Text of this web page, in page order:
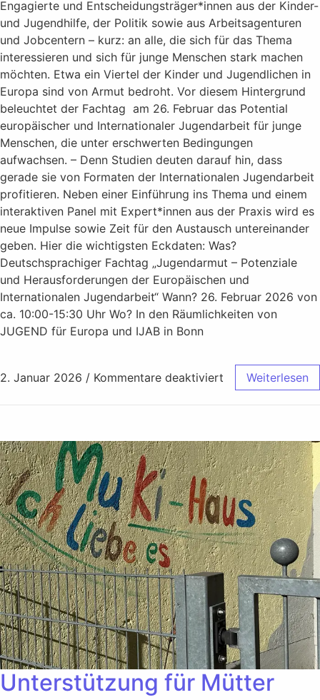
Engagierte und Entscheidungsträger*innen aus der Kinder-
und Jugendhilfe, der Politik sowie aus Arbeitsagenturen
und Jobcentern – kurz: an alle, die sich für das Thema
interessieren und sich für junge Menschen stark machen
möchten. Etwa ein Viertel der Kinder und Jugendlichen in
Europa sind von Armut bedroht. Vor diesem Hintergrund
beleuchtet der Fachtag am 26. Februar das Potential
europäischer und Internationaler Jugendarbeit für junge
Menschen, die unter erschwerten Bedingungen
aufwachsen. – Denn Studien deuten darauf hin, dass
gerade sie von Formaten der Internationalen Jugendarbeit
profitieren. Neben einer Einführung ins Thema und einem
interaktiven Panel mit Expert*innen aus der Praxis wird es
neue Impulse sowie Zeit für den Austausch untereinander
geben. Hier die wichtigsten Eckdaten: Was?
Deutschsprachiger Fachtag „Jugendarmut – Potenziale
und Herausforderungen der Europäischen und
Internationalen Jugendarbeit“ Wann? 26. Februar 2026 von
ca. 10:00-15:30 Uhr Wo? In den Räumlichkeiten von
JUGEND für Europa und IJAB in Bonn
2. Januar 2026 / Kommentare deaktiviert Weiterlesen
Unterstützung für Mütter